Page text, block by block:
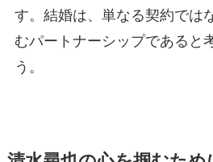
す。結婚は、単なる契約では
むパートナーシップであると
う。